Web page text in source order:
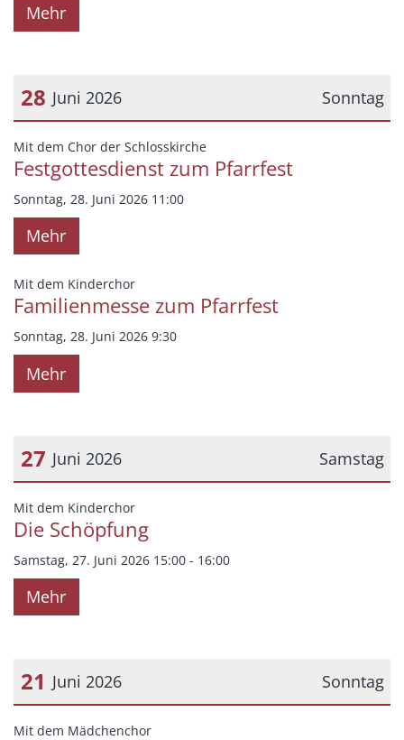
Mehr
Sonntag
28 Juni 2026
Datum: 28. Juni 2026
Mit dem Chor der Schlosskirche:
Festgottesdienst zum Pfarrfest
Sonntag, 28. Juni 2026 11:00
Mehr
Mit dem Kinderchor:
Familienmesse zum Pfarrfest
Sonntag, 28. Juni 2026 9:30
Mehr
Samstag
27 Juni 2026
Datum: 27. Juni 2026
Mit dem Kinderchor:
Die Schöpfung
Samstag, 27. Juni 2026 15:00 - 16:00
Mehr
Sonntag
21 Juni 2026
Datum: 21. Juni 2026
Mit dem Mädchenchor: